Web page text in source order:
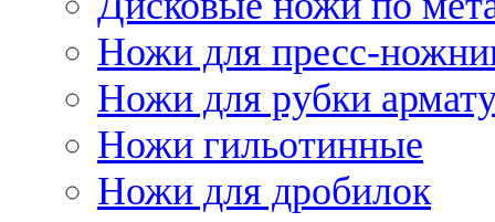
Ножи для пресс-
Ножи для рубки
Ножи гильотинные
Ножи для дробилок